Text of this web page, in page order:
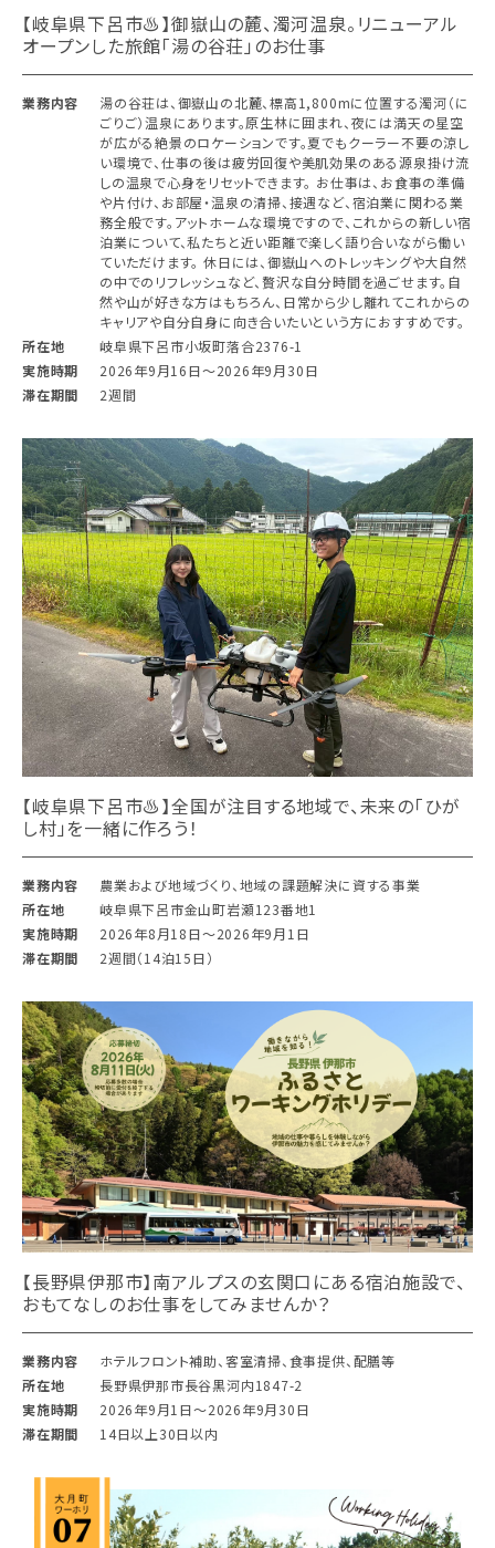
【岐阜県下呂市♨︎】御嶽山の麓、濁河温泉。リニューアル
オープンした旅館「湯の谷荘」のお仕事
業務内容
湯の谷荘は、御嶽山の北麓、標高1,800mに位置する濁河（に
ごりご）温泉にあります。原生林に囲まれ、夜には満天の星空
が広がる絶景のロケーションです。夏でもクーラー不要の涼し
い環境で、仕事の後は疲労回復や美肌効果のある源泉掛け流
しの温泉で心身をリセットできます。 お仕事は、お食事の準備
や片付け、お部屋・温泉の清掃、接遇など、宿泊業に関わる業
務全般です。アットホームな環境ですので、これからの新しい宿
泊業について、私たちと近い距離で楽しく語り合いながら働い
ていただけます。 休日には、御嶽山へのトレッキングや大自然
の中でのリフレッシュなど、贅沢な自分時間を過ごせます。自
然や山が好きな方はもちろん、日常から少し離れてこれからの
キャリアや自分自身に向き合いたいという方におすすめです。
所在地
岐阜県下呂市小坂町落合2376-1
実施時期
2026年9月16日〜2026年9月30日
滞在期間
2週間
【岐阜県下呂市♨︎】全国が注目する地域で、未来の「ひが
し村」を一緒に作ろう！
業務内容
農業および地域づくり、地域の課題解決に資する事業
所在地
岐阜県下呂市金山町岩瀬123番地1
実施時期
2026年8月18日〜2026年9月1日
滞在期間
2週間（14泊15日）
【長野県伊那市】南アルプスの玄関口にある宿泊施設で、
おもてなしのお仕事をしてみませんか？
業務内容
ホテルフロント補助、客室清掃、食事提供、配膳等
所在地
長野県伊那市長谷黒河内1847-2
実施時期
2026年9月1日〜2026年9月30日
滞在期間
14日以上30日以内